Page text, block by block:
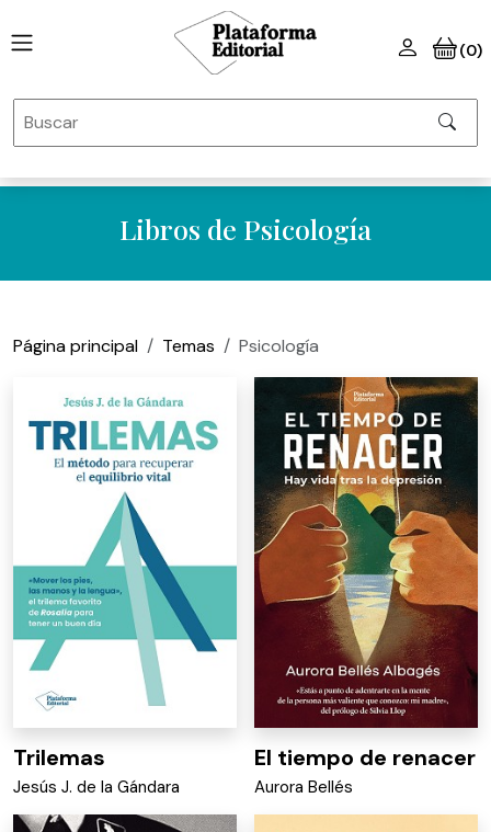
(0)
Libros de Psicología
Página principal Temas Psicología
Trilemas
Jesús J. de la Gándara
El tiempo de renacer
Aurora Bellés